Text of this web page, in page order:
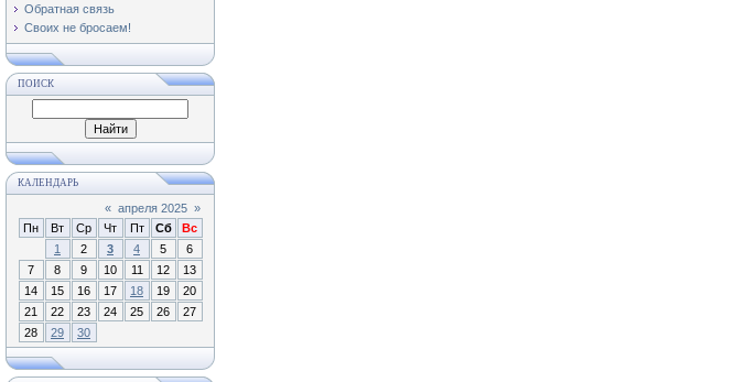
Обратная связь
Своих не бросаем!
ПОИСК
КАЛЕНДАРЬ
« апреля 2025 »
Пн
Вт Ср Чт Пт Сб
Вс
1
2 3 4 5
6
7
8 9 10 11 12
13
14
15 16 17 18 19
20
21
22 23 24 25 26
27
28
29 30